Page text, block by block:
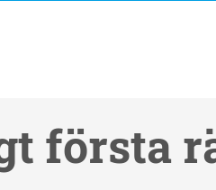
första